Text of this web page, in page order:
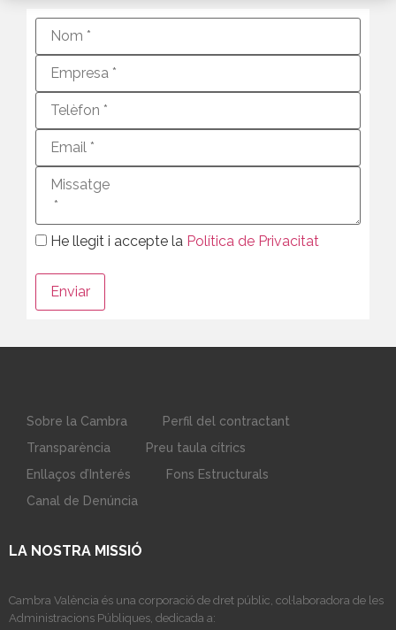
He llegit i accepte la Política de Privacitat
Sobre la Cambra
Perfil del contractant
Transparència
Preu taula cítrics
Enllaços d’Interés
Fons Estructurals
Canal de Denúncia
LA NOSTRA MISSIÓ
Cambra València és una corporació de dret públic, col·laboradora de les
Administracions Públiques, dedicada a: